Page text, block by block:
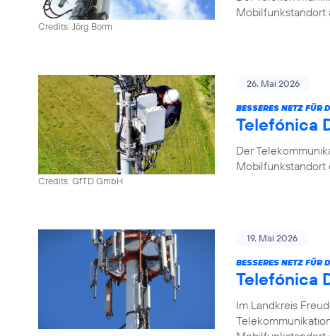
Credits: Jörg Borm
Mobilfunkstandort
Credits: GfTD GmbH
26. Mai 2026
BESSERES NETZ FÜR
Telefónica
Der
Mobilfunkstandort
19. Mai 2026
BESSERES NETZ FÜR
Telefónica
Im Landkreis